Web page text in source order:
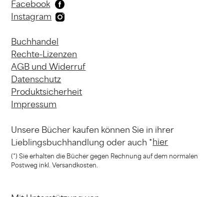
Facebook
Instagram
Buchhandel
Rechte-Lizenzen
AGB und Widerruf
Datenschutz
Produktsicherheit
Impressum
Unsere Bücher kaufen könnenSie in ihrer
Lieblingsbuchhandlung oder auch *hier
(*) Sie erhalten die Bücher gegen Rechnung auf dem normalen
Postweg inkl. Versandkosten.